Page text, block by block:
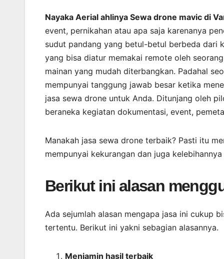
Nayaka Aerial ahlinya Sewa drone mavic di
event, pernikahan atau apa saja karenanya
sudut pandang yang betul-betul berbeda dari
yang bisa diatur memakai remote oleh
mainan yang mudah diterbangkan. Padahal
mempunyai tanggung jawab besar ketika
jasa sewa drone untuk Anda. Ditunjang oleh
beraneka kegiatan dokumentasi, event,
Manakah jasa sewa drone terbaik? Pasti itu
mempunyai kekurangan dan juga
Berikut ini alasan
Ada sejumlah alasan mengapa jasa ini cukup
tertentu. Berikut ini yakni sebagian alasannya.
Menjamin hasil terbaik